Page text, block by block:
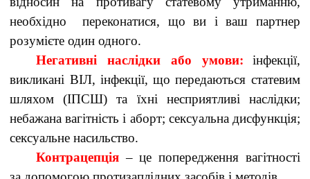
необхідно переконатися, що ви і ваш партнер
розумієте один одного.
Негативні наслідки або умови:
інфекції,
викликані ВІЛ, інфекції, що передаються статевим
шляхом (ІПСШ) та їхні несприятливі наслідки;
небажана вагітність і аборт; сексуальна дисфункція;
сексуальне насильство.
Контрацепція– це попередження вагітності